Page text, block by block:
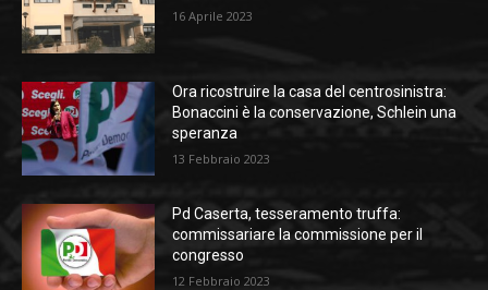
16 Aprile 2023
Ora ricostruire la casa del centrosinistra:
Bonaccini è la conservazione, Schlein una
speranza
13 Febbraio 2023
Pd Caserta, tesseramento truffa:
commissariare la commissione per il
congresso
12 Febbraio 2023